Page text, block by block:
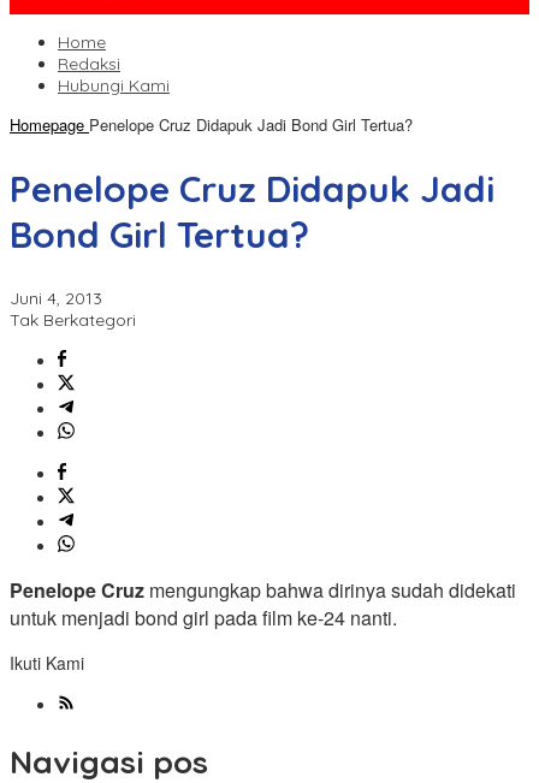
Home
Redaksi
Hubungi Kami
Homepage Penelope Cruz Didapuk Jadi Bond Girl Tertua?
Penelope Cruz Didapuk Jadi
Bond Girl Tertua?
Juni 4, 2013
Tak Berkategori
Penelope Cruz mengungkap bahwa dirinya sudah didekati
untuk menjadi bond girl pada film ke-24 nanti.
Ikuti Kami
Navigasi pos